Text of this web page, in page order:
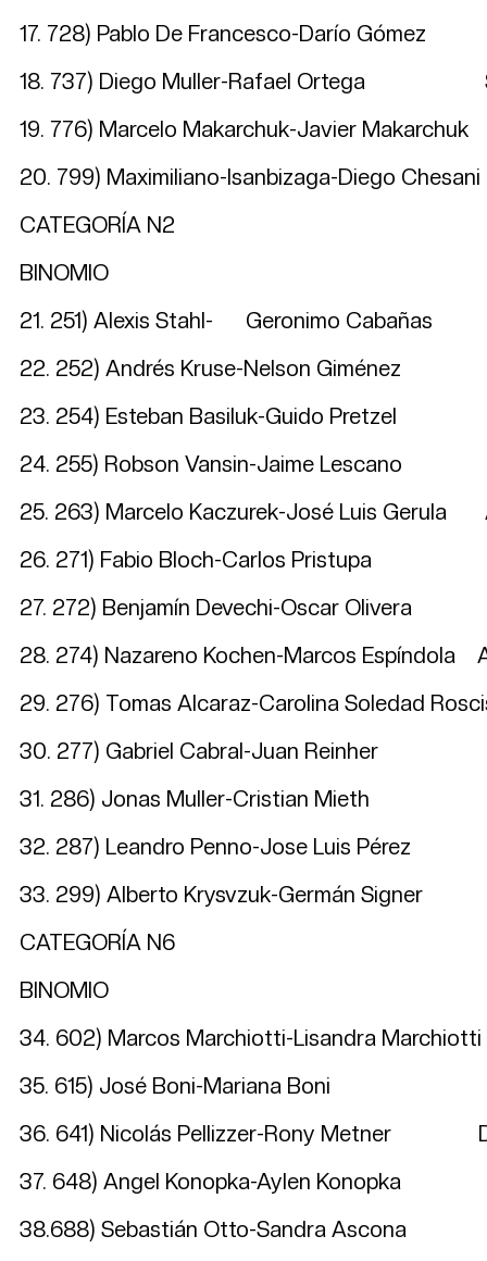
17. 728) Pablo De Francesco-Darío
18. 737) Diego Muller-Rafael
19. 776) Marcelo Makarchuk-Javier
20. 799) Maximiliano-Isanbizaga-Diego
CATEGORÍA N2
BINOMIO
21. 251) Alexis Stahl-
22. 252) Andrés Kruse-Nelson
23. 254) Esteban Basiluk-Guido
24. 255) Robson Vansin-Jaime Lescano
25. 263) Marcelo Kaczurek-José
26. 271) Fabio Bloch-Carlos
27. 272) Benjamín Devechi-
28. 274) Nazareno Kochen-Marcos
29. 276) Tomas Alcaraz-Carolina Soledad
30. 277) Gabriel Cabral-Juan
31. 286) Jonas Muller-Cristian
32. 287) Leandro Penno-Jose
33. 299) Alberto Krysvzuk-
CATEGORÍA N6
BINOMIO
34. 602) Marcos Marchiotti-
35. 615) José Boni-
36. 641) Nicolás Pellizzer-Rony
37. 648) Angel Konopka-Aylen
38.688) Sebastián Otto-Sandra